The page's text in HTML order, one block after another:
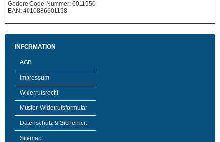
Gedore Code-Nummer: 6011950
EAN: 4010886601198
INFORMATION
AGB
Impressum
Widerrufsrecht
Muster-Widerrufsformular
Datenschutz & Sicherheit
Sitemap